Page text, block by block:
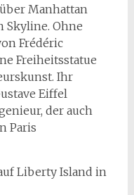
Manhattan
Skyline. Ohne
Frédéric
Freiheitsstatue
Ihr
Eiffel
der auch
Paris
Liberty Island in